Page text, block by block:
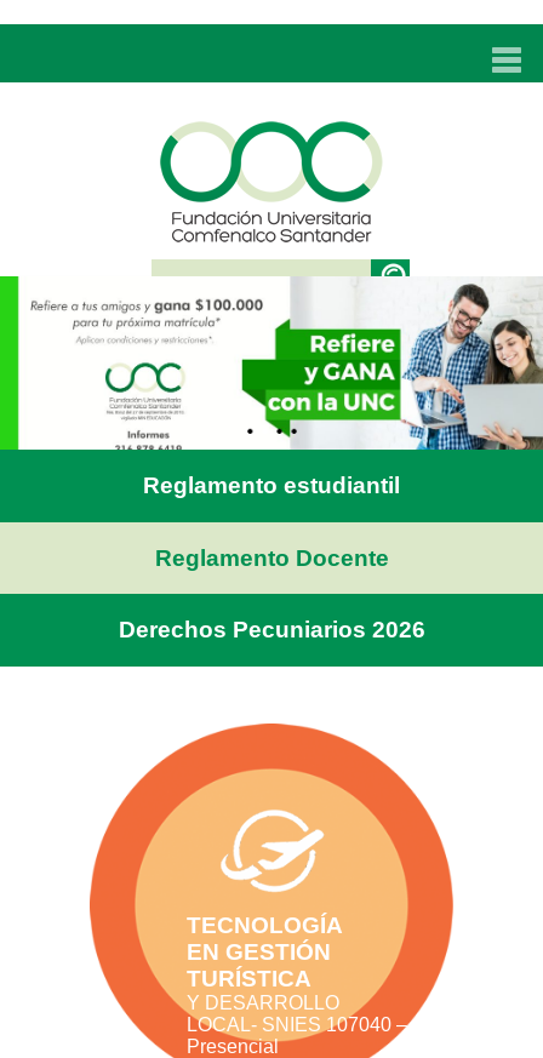
UNC
ADMISIONES
PROGRAMAS
TÉCNICOS LABORALES
BIENESTAR
BIBLIOTECA
EDUCACIÓN CONTINUA
Reglamento estudiantil
Reglamento Docente
Derechos Pecuniarios 2026
TECNOLOGÍA
EN GESTIÓN
TURÍSTICA
Y DESARROLLO
LOCAL- SNIES 107040 –
Presencial